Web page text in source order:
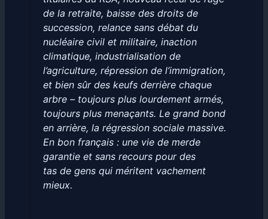
de la retraite, baisse des droits de
succession, relance sans débat du
nucléaire civil et militaire, inaction
climatique, industrialisation de
l’agriculture, répression de l’immigration,
et bien sûr des keufs derrière chaque
arbre – toujours plus lourdement armés,
toujours plus menaçants. Le grand bond
en arrière, la régression sociale massive.
En bon français : une vie de merde
garantie et sans recours pour des
tas de gens qui méritent vachement
mieux.